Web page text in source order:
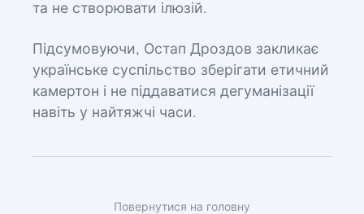
та не створювати ілюзій.
Підсумовуючи, Остап Дроздов закликає
українське суспільство зберігати етичний
камертон і не піддаватися дегуманізації
навіть у найтяжчі часи.
Повернутися на головну